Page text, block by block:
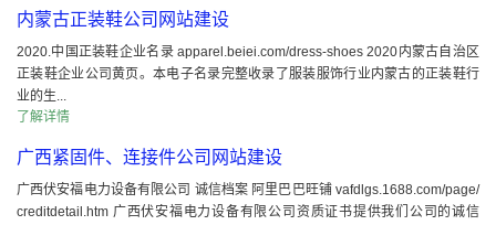
内蒙古正装鞋公司网站建设
2020.中国正装鞋企业名录 apparel.beiei.com/dress-shoes 2020内蒙古自治区
正装鞋企业公司黄页。本电子名录完整收录了服装服饰行业内蒙古的正装鞋行
业的生...
了解详情
广西紧固件、连接件公司网站建设
广西伏安福电力设备有限公司 诚信档案 阿里巴巴旺铺 vafdlgs.1688.com/page/
creditdetail.htm 广西伏安福电力设备有限公司资质证书提供我们公司的诚信